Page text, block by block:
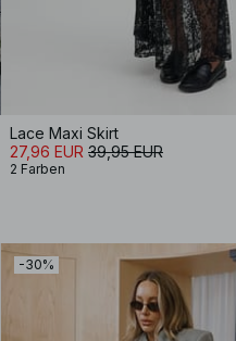
Lace Maxi Skirt
27,96 EUR 39,95 EUR
2 Farben
-30%